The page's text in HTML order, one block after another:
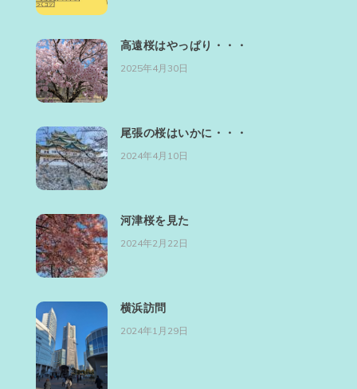
高遠桜はやっぱり・・・
2025年4月30日
尾張の桜はいかに・・・
2024年4月10日
河津桜を見た
2024年2月22日
横浜訪問
2024年1月29日